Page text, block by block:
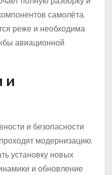
самолёта.
реже и необходима
авиационной
и
и безопасности
модернизацию.
установку новых
и обновление